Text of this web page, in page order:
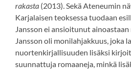
rakasta (2013). Sekä Ateneumin
Karjalaisen teoksessa tuodaan
Jansson ei ansioitunut
Jansson oli monilahjakkuus, joka
nuortenkirjallisuuden lisäksi
suunnattuja romaaneja, minkä